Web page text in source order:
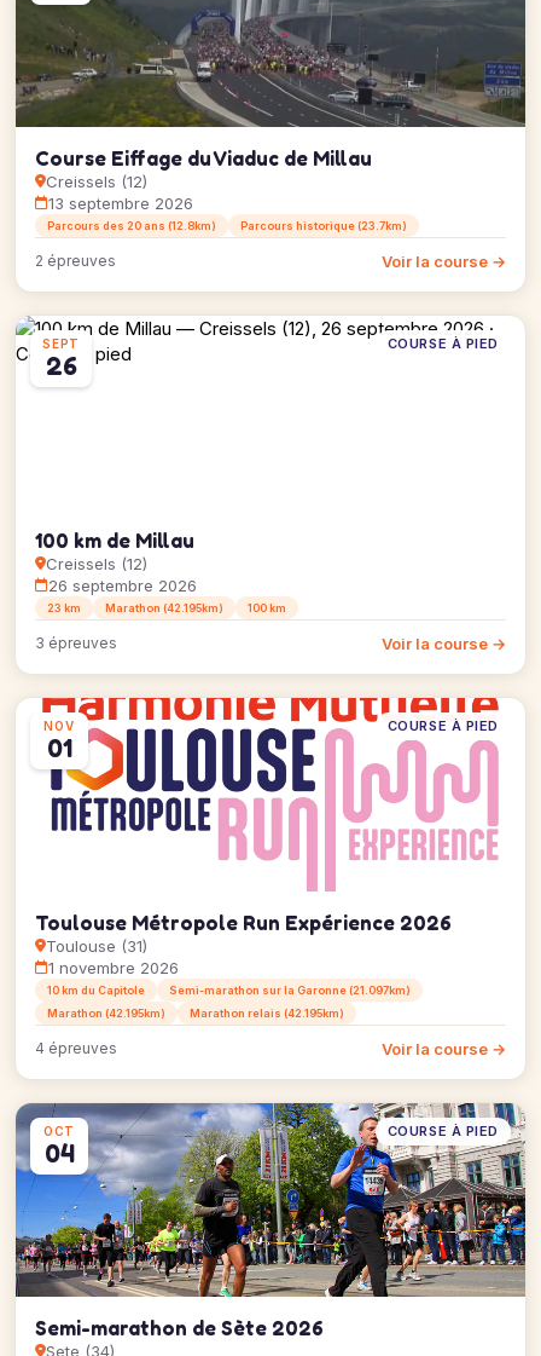
Course Eiffage du Viaduc de Millau
Creissels (12)
13 septembre 2026
Parcours des 20 ans (12.8km) Parcours historique (23.7km)
2 épreuves Voir la course →
SEPT
26
COURSE À PIED
100 km de Millau
Creissels (12)
26 septembre 2026
23 km Marathon (42.195km) 100 km
3 épreuves Voir la course →
NOV
01
COURSE À PIED
Toulouse Métropole Run Expérience 2026
Toulouse (31)
1 novembre 2026
10 km du Capitole
Semi-marathon sur la Garonne (21.097km)
Marathon (42.195km)
Marathon relais (42.195km)
4 épreuves Voir la course →
OCT
04
COURSE À PIED
Semi-marathon de Sète 2026
Sete (34)